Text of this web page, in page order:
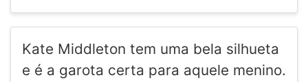
Kate Middleton tem uma bela silhueta
e é a garota certa para aquele menino.